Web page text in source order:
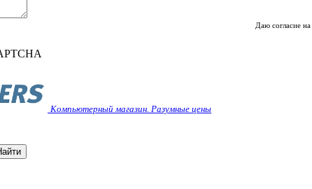
Даю согласие на
Компьютерный магазин. Разумные цены